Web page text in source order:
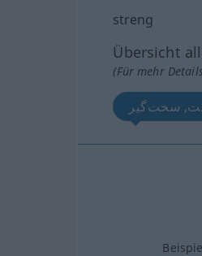
streng
Übersicht
(Für mehr
سخت‌گیر